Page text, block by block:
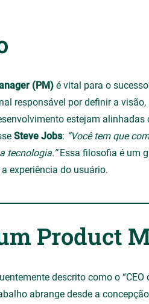
(PM) é vital para o
responsável por definir a
estejam
Steve Jobs: “Você tem que
tecnologia.”Essa filosofia é um
experiência do usuário.
Product
descrito como o
abrange desde a